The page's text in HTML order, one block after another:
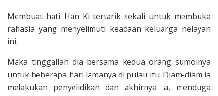
Membuat hati Han Ki tertarik sekali untuk membuka
rahasia yang menyelimuti keadaan keluarga nelayan
ini.
Maka ting­gallah dia bersama kedua orang sumoinya
untuk beberapa hari lamanya di pulau itu. Diam-diam ia
melakukan penyelidik­an dan akhirnya ia, menduga